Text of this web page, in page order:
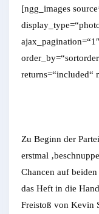
[ngg_images
returns=“included“
Zu Beginn der
erstmal
Chancen auf
das Heft in die
Freistoß von Kevin